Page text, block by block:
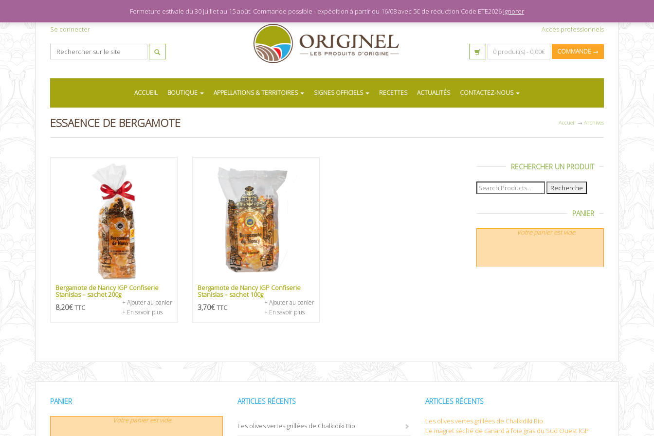
Se connecter Accès professionnels
0 produit(s) - 0,00€ COMMANDE →
ACCUEIL BOUTIQUE APPELLATIONS & TERRITOIRES SIGNES OFFICIELS RECETTES ACTUALITÉS CONTACTEZ-NOUS
ESSAENCE DE BERGAMOTE Accueil → Archives
Bergamote de Nancy IGP Confiserie
Stanislas – sachet 200g
8,20€ TTC
+ Ajouter au panier
+ En savoir plus
Bergamote de Nancy IGP Confiserie
Stanislas – sachet 100g
3,70€ TTC
+ Ajouter au panier
+ En savoir plus
RECHERCHER UN PRODUIT
Recherche
pour :
PANIER
Votre panier est vide.
PANIER
Votre panier est vide.
ARTICLES RÉCENTS
Les olives vertes grillées de Chalkidiki Bio
ARTICLES RÉCENTS
Les olives vertes grillées de Chalkidiki Bio
Le magret séché de canard à foie gras du Sud Ouest IGP
Fermeture estivale du 30 juillet au 15 août. Commande possible - expédition à partir du 16/08 avec 5€ de réduction Code ETE2026 Ignorer